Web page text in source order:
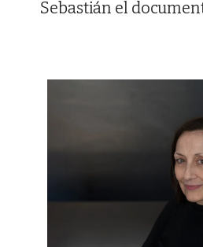
Sebastián el